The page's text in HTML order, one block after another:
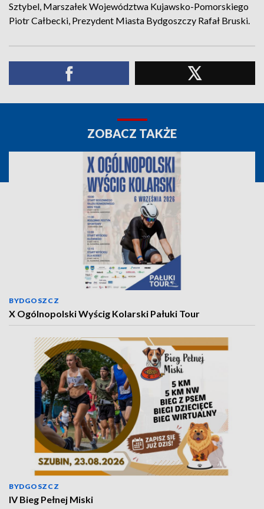
Sztybel, Marszałek Województwa Kujawsko-Pomorskiego
Piotr Całbecki, Prezydent Miasta Bydgoszczy Rafał Bruski.
ZOBACZ TAKŻE
BYDGOSZCZ
X Ogólnopolski Wyścig Kolarski Pałuki Tour
BYDGOSZCZ
IV Bieg Pełnej Miski